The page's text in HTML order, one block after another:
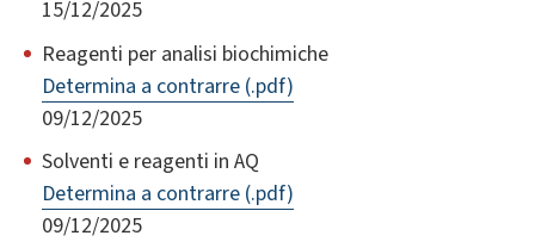
15/12/2025
Reagenti per analisi biochimiche
Determina a contrarre (.pdf)
09/12/2025
Solventi e reagenti in AQ
Determina a contrarre (.pdf)
09/12/2025